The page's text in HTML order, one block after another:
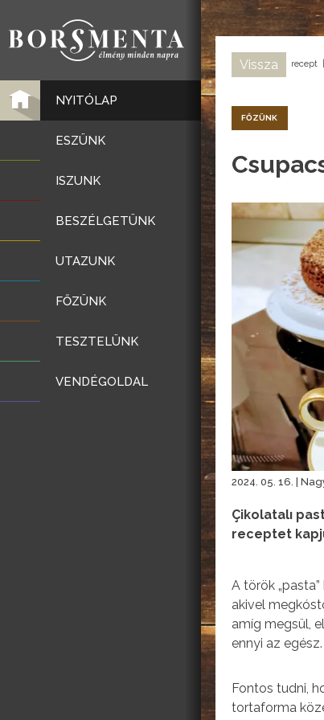
NYITÓLAP
ESZÜNK
ISZUNK
BESZÉLGETÜNK
UTAZUNK
FŐZÜNK
TESZTELÜNK
VENDÉGOLDAL
Vissza recept
FŐZÜNK
2024. 05. 16. |
Çikolatalı
receptet
A török
akivel
amíg megsül,
ennyi az egész.
Fontos tudni,
tortaforma